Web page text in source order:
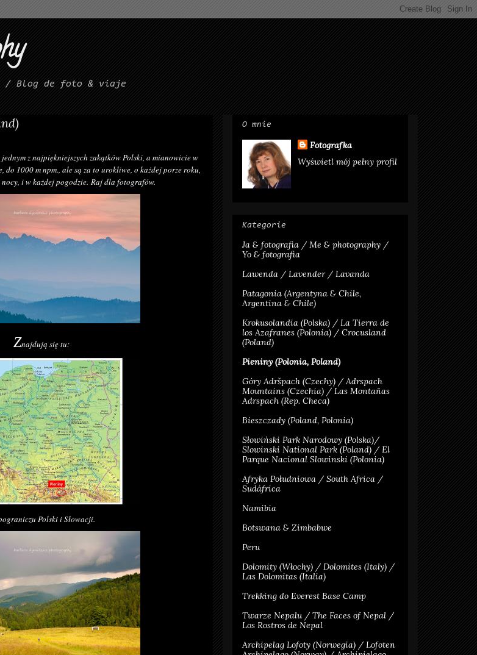
/ Blog de foto & viaje
z najpiękniejszych zakątków Polski, a mianowicie w
do 1000 m npm., ale są za to urokliwe, o każdej porze roku,
i w każdej pogodzie. Raj dla fotografów.
Znajdują się tu:
Polski i Słowacji.
O mnie
Fotografka
Wyświetl mój pełny profil
Kategorie
Ja & fotografia / Me & photography /
Yo & fotografia
Lawenda / Lavender / Lavanda
Patagonia (Argentyna & Chile,
Argentina & Chile)
Krokusolandia (Polska) / La Tierra de
los Azafranes (Polonia) / Crocusland
(Poland)
Pieniny (Polonia, Poland)
Góry Adršpach (Czechy) / Adrspach
Mountains (Czechia) / Las Montañas
Adrspach (Rep. Checa)
Bieszczady (Poland, Polonia)
Słowiński Park Narodowy (Polska)/
Slowinski National Park (Poland) / El
Parque Nacional Slowinski (Polonia)
Afryka Południowa / South Africa /
Sudáfrica
Namibia
Botswana & Zimbabwe
Peru
Dolomity (Włochy) / Dolomites (Italy) /
Las Dolomitas (Italia)
Trekking do Everest Base Camp
Twarze Nepalu / The Faces of Nepal /
Los Rostros de Nepal
Archipelag Lofoty (Norwegia) / Lofoten